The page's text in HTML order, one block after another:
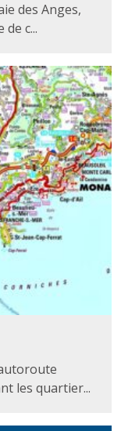
des Anges,
c...
les quartier...